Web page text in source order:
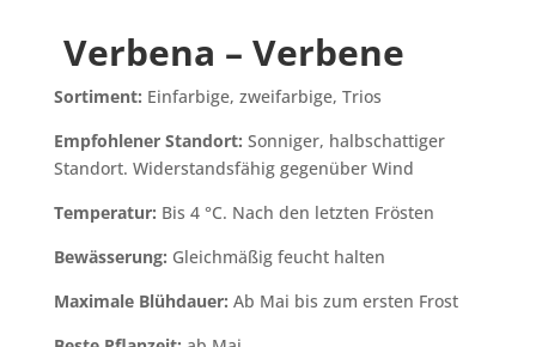
Verbena – Verbene
Sortiment: Einfarbige, zweifarbige, Trios
Empfohlener Standort: Sonniger, halbschattiger
Standort. Widerstandsfähig gegenüber Wind
Temperatur: Bis 4 °C. Nach den letzten Frösten
Bewässerung: Gleichmäßig feucht halten
Maximale Blühdauer: Ab Mai bis zum ersten Frost